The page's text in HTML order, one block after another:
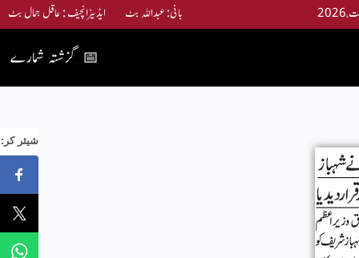
بانی: عبداللہ بٹ ایڈیٹرانچیف : عاقل جمال بٹ
گزشتہ شمارے 📅
:شیئر کر